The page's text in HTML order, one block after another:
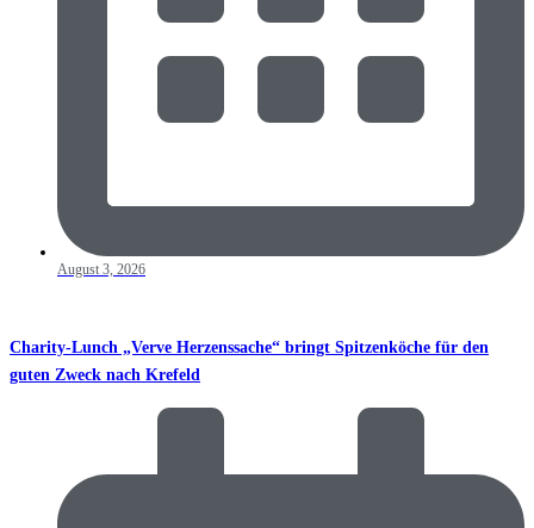
August 3, 2026
Charity-Lunch „Verve Herzenssache“ bringt Spitzenköche für den
guten Zweck nach Krefeld